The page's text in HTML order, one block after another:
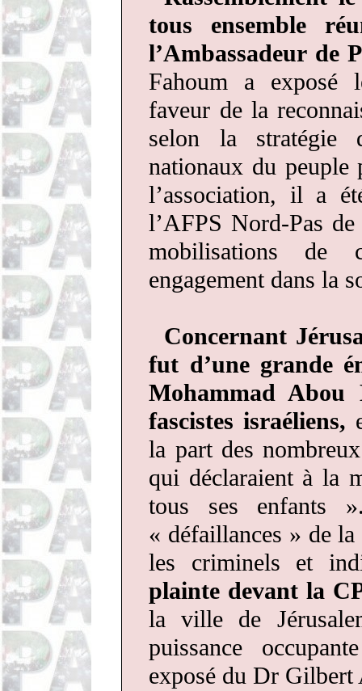
tous ensemble
l’Ambassadeur de
Fahoum a exposé
faveur de la
selon la stratégie
nationaux du peuple
l’association, il a
l’AFPS Nord-Pas
mobilisations
engagement dans la
Concernant
fut d’une grande
Mohammad Abou
fascistes israéliens,
la part des
qui déclaraient à la
tous ses enfants
« défaillances » de
les criminels et
plainte devant la
la ville de
puissance
exposé du Dr Gilbert